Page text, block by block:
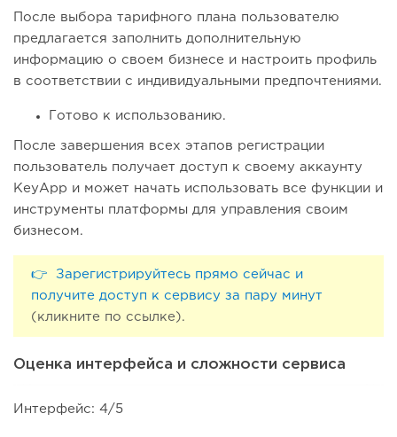
После выбора тарифного плана пользователю
предлагается заполнить дополнительную
информацию о своем бизнесе и настроить профиль
в соответствии с индивидуальными предпочтениями.
Готово к использованию.
После завершения всех этапов регистрации
пользователь получает доступ к своему аккаунту
KeyApp и может начать использовать все функции и
инструменты платформы для управления своим
бизнесом.
👉 Зарегистрируйтесь прямо сейчас и
получите доступ к сервису за пару минут
(кликните по ссылке).
Оценка интерфейса и сложности сервиса
Интерфейс: 4/5